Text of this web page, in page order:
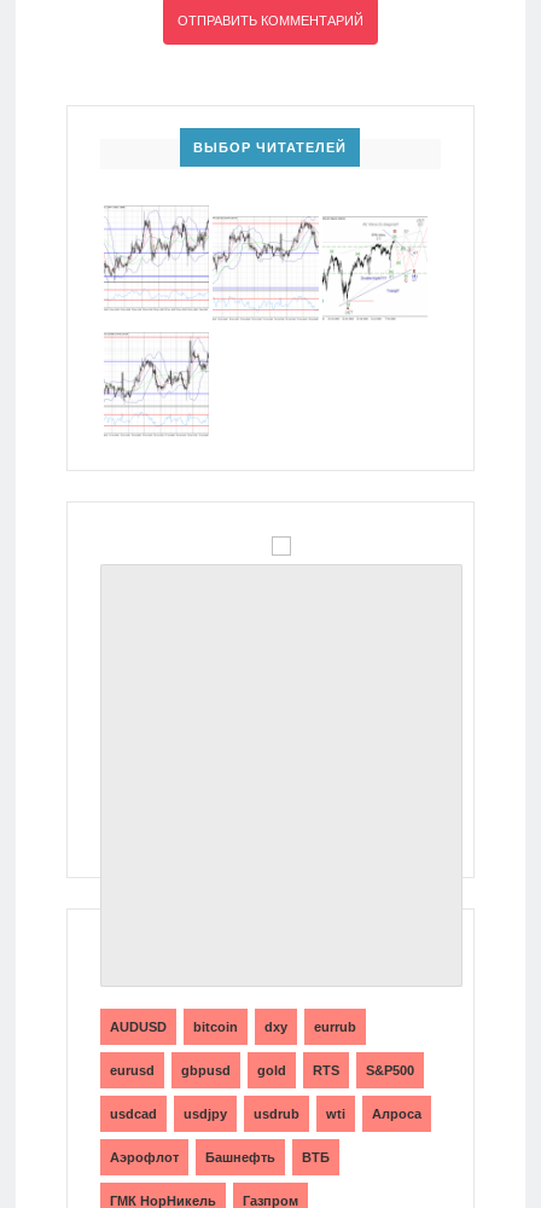
ВЫБОР ЧИТАТЕЛЕЙ
AUDUSD bitcoin dxy eurrub
eurusd gbpusd gold RTS S&P500
usdcad usdjpy usdrub wti Алроса
Аэрофлот Башнефть ВТБ
ГМК НорНикель Газпром